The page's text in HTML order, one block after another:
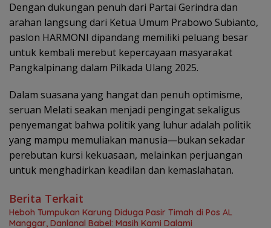
Dengan dukungan penuh dari Partai Gerindra dan
arahan langsung dari Ketua Umum Prabowo Subianto,
paslon HARMONI dipandang memiliki peluang besar
untuk kembali merebut kepercayaan masyarakat
Pangkalpinang dalam Pilkada Ulang 2025.
Dalam suasana yang hangat dan penuh optimisme,
seruan Melati seakan menjadi pengingat sekaligus
penyemangat bahwa politik yang luhur adalah politik
yang mampu memuliakan manusia—bukan sekadar
perebutan kursi kekuasaan, melainkan perjuangan
untuk menghadirkan keadilan dan kemaslahatan.
Berita Terkait
Heboh Tumpukan Karung Diduga Pasir Timah di Pos AL
Manggar, Danlanal Babel: Masih Kami Dalami